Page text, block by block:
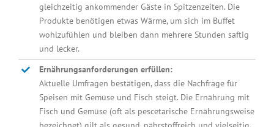
gleichzeitig ankommender Gäste in Spitzenzeiten. Die
Produkte benötigen etwas Wärme, um sich im Buffet
wohlzufühlen und bleiben dann mehrere Stunden saftig
und lecker.
Ernährungsanforderungen erfüllen:
Aktuelle Umfragen bestätigen, dass die Nachfrage für
Speisen mit Gemüse und Fisch steigt. Die Ernährung mit
Fisch und Gemüse (oft als pescetarische Ernährungsweise